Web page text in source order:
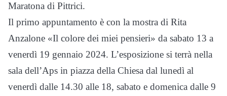
Maratona di Pittrici.
Il primo appuntamento è con la mostra di Rita
Anzalone «Il colore dei miei pensieri» da sabato 13 a
venerdì 19 gennaio 2024. L’esposizione si terrà nella
sala dell’Aps in piazza della Chiesa dal lunedì al
venerdì dalle 14.30 alle 18, sabato e domenica dalle 9